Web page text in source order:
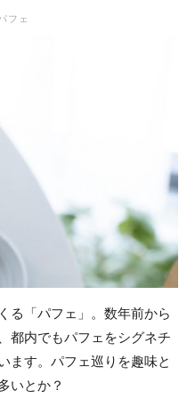
フェ
る「パフェ」。数年前から
都内でもパフェをシグネチ
ます。パフェ巡りを趣味と
いとか？